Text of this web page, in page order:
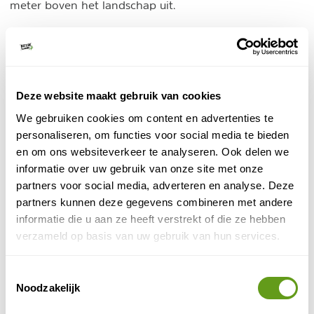
Deze website maakt gebruik van cookies
We gebruiken cookies om content en advertenties te
personaliseren, om functies voor social media te bieden
en om ons websiteverkeer te analyseren. Ook delen we
informatie over uw gebruik van onze site met onze
partners voor social media, adverteren en analyse. Deze
partners kunnen deze gegevens combineren met andere
informatie die u aan ze heeft verstrekt of die ze hebben
verzameld op basis van uw gebruik van hun services.
Noodzakelijk
meter boven het landschap uit.
Pico Cao
Vooral in het noorden en het westen van São Tomé e